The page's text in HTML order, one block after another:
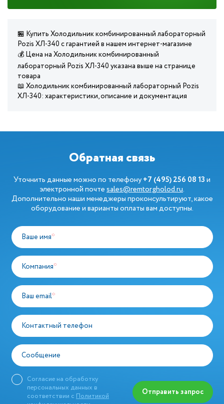
🏪 Купить Холодильник комбинированный лабораторный
Pozis ХЛ-340 с гарантией в нашем интернет-магазине
💰 Цена на Холодильник комбинированный
лабораторный Pozis ХЛ-340 указана выше на странице
товара
📖 Холодильник комбинированный лабораторный Pozis
ХЛ-340: характеристики, описание и документация
Обратная связь
Уточнить данные можно по телефону+7 (495) 256 08 13и
электронной почтеsales@remtorgholod.ru.
Дополнительно наши менеджеры проконсультируют, какое
оборудование и варианты оплаты вам доступны.
Ваше имя*
Компания*
Ваш email*
Контактный телефон
Сообщение
Согласие на обработку
персональных данных в
соответствии с Политикой
Отправить запрос